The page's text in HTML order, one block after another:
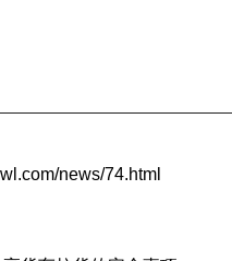
news/74.html